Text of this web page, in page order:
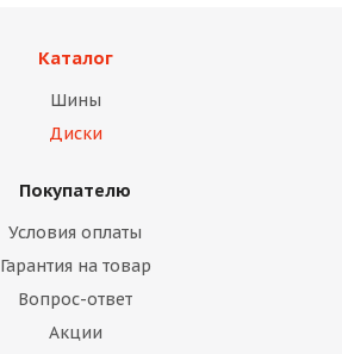
Каталог
Шины
Диски
Покупателю
Условия оплаты
Гарантия на товар
Вопрос-ответ
Акции